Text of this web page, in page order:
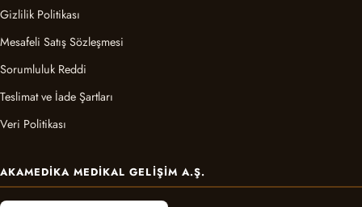
Gizlilik Politikası
Mesafeli Satış Sözleşmesi
Sorumluluk Reddi
Teslimat ve İade Şartları
Veri Politikası
AKAMEDIKA MEDIKAL GELIŞIM A.Ş.